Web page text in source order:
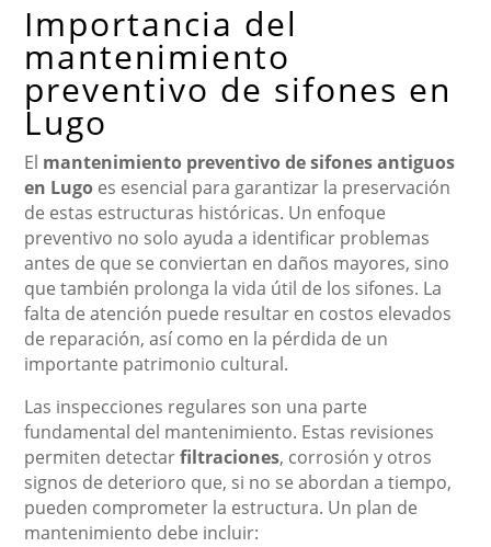
Importancia del
mantenimiento
preventivo de sifones en
Lugo
El mantenimiento preventivo de sifones antiguos
en Lugo es esencial para garantizar la preservación
de estas estructuras históricas. Un enfoque
preventivo no solo ayuda a identificar problemas
antes de que se conviertan en daños mayores, sino
que también prolonga la vida útil de los sifones. La
falta de atención puede resultar en costos elevados
de reparación, así como en la pérdida de un
importante patrimonio cultural.
Las inspecciones regulares son una parte
fundamental del mantenimiento. Estas revisiones
permiten detectarfiltraciones, corrosión y otros
signos de deterioro que, si no se abordan a tiempo,
pueden comprometer la estructura. Un plan de
mantenimiento debe incluir: